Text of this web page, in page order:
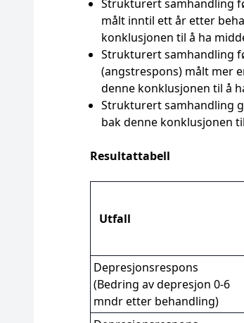
Strukturert samhandling
målt inntil ett år etter
konklusjonen til å ha
Strukturert samhandling
(angstrespons) målt mer
denne konklusjonen til å
Strukturert samhandling
bak denne konklusjonen
Resultattabell
Utfall
Depresjonsrespons
(Bedring av depresjon 0-6
mndr etter behandling)